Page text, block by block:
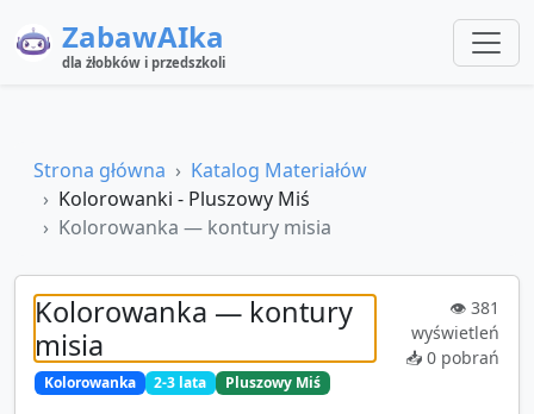
ZabawAIka
dla żłobków i przedszkoli
Strona główna
Katalog Materiałów
Kolorowanki - Pluszowy Miś
Kolorowanka — kontury misia
Kolorowanka — kontury
misia
Kolorowanka 2-3 lata Pluszowy Miś
👁️ 381
wyświetleń
📥 0 pobrań